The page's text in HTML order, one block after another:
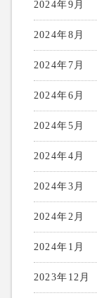
2024年9月
2024年8月
2024年7月
2024年6月
2024年5月
2024年4月
2024年3月
2024年2月
2024年1月
2023年12月